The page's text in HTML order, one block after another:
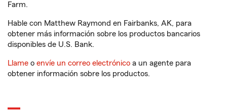
Farm.
Hable con Matthew Raymond en Fairbanks, AK, para
obtener más información sobre los productos bancarios
disponibles de U.S. Bank.
Llame o envíe un correo electrónico a un agente para
obtener información sobre los productos.